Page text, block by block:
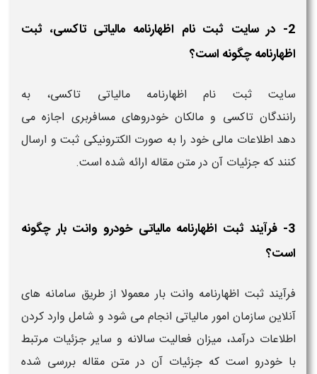
2- در سایت ثبت نام اظهارنامه مالیاتی تاکسی، ثبت
اظهارنامه چگونه است؟
سایت ثبت نام اظهارنامه مالیاتی تاکسی، به
رانندگان تاکسی و مالکان خودروهای مسافربری اجازه می
دهد اطلاعات مالی خود را به صورت الکترونیکی ثبت و ارسال
کنند که جزئیات آن در متن مقاله ارائه شده است.
3- فرآیند ثبت اظهارنامه مالیاتی خودرو وانت بار چگونه
است؟
فرآیند ثبت اظهارنامه وانت بار معمولا از طریق سامانه های
آنلاین سازمان امور مالیاتی انجام می شود و شامل وارد کردن
اطلاعات درآمد، میزان فعالیت سالانه و سایر جزئیات مرتبط
با خودرو است که جزئیات آن در متن مقاله بررسی شده